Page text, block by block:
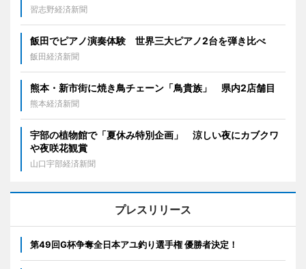
習志野経済新聞
飯田でピアノ演奏体験 世界三大ピアノ2台を弾き比べ
飯田経済新聞
熊本・新市街に焼き鳥チェーン「鳥貴族」 県内2店舗目
熊本経済新聞
宇部の植物館で「夏休み特別企画」 涼しい夜にカブクワ
や夜咲花観賞
山口宇部経済新聞
プレスリリース
第49回G杯争奪全日本アユ釣り選手権 優勝者決定！